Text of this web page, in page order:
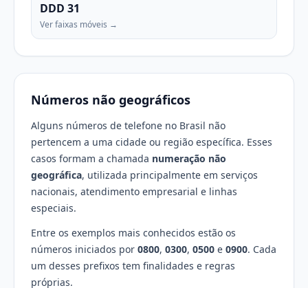
DDD 31
Ver faixas móveis →
Números não geográficos
Alguns números de telefone no Brasil não
pertencem a uma cidade ou região específica. Esses
casos formam a chamada numeração não
geográfica, utilizada principalmente em serviços
nacionais, atendimento empresarial e linhas
especiais.
Entre os exemplos mais conhecidos estão os
números iniciados por 0800, 0300, 0500 e 0900. Cada
um desses prefixos tem finalidades e regras
próprias.